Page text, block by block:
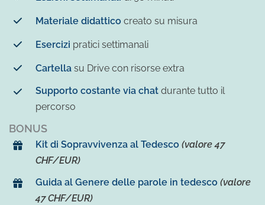
Materiale didattico creato su misura
Esercizi pratici settimanali
Cartella su Drive con risorse extra
Supporto costante via chat durante tutto il
percorso
BONUS
Kit di Sopravvivenza al Tedesco (valore 47
CHF/EUR)
Guida al Genere delle parole in tedesco (valore
47 CHF/EUR)